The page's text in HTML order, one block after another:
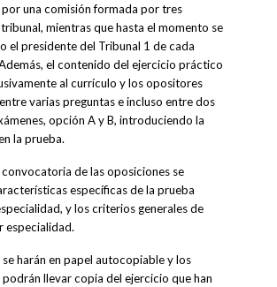
por una comisión formada por tres
mientras que hasta el momento se
el presidente del Tribunal 1 de cada
el contenido del ejercicio práctico
al currículo y los opositores
varias preguntas e incluso entre dos
opción A y B, introduciendo la
la prueba.
convocatoria de las oposiciones se
específicas de la prueba
y los criterios generales de
especialidad.
se harán en papel autocopiable y los
llevar copia del ejercicio que han